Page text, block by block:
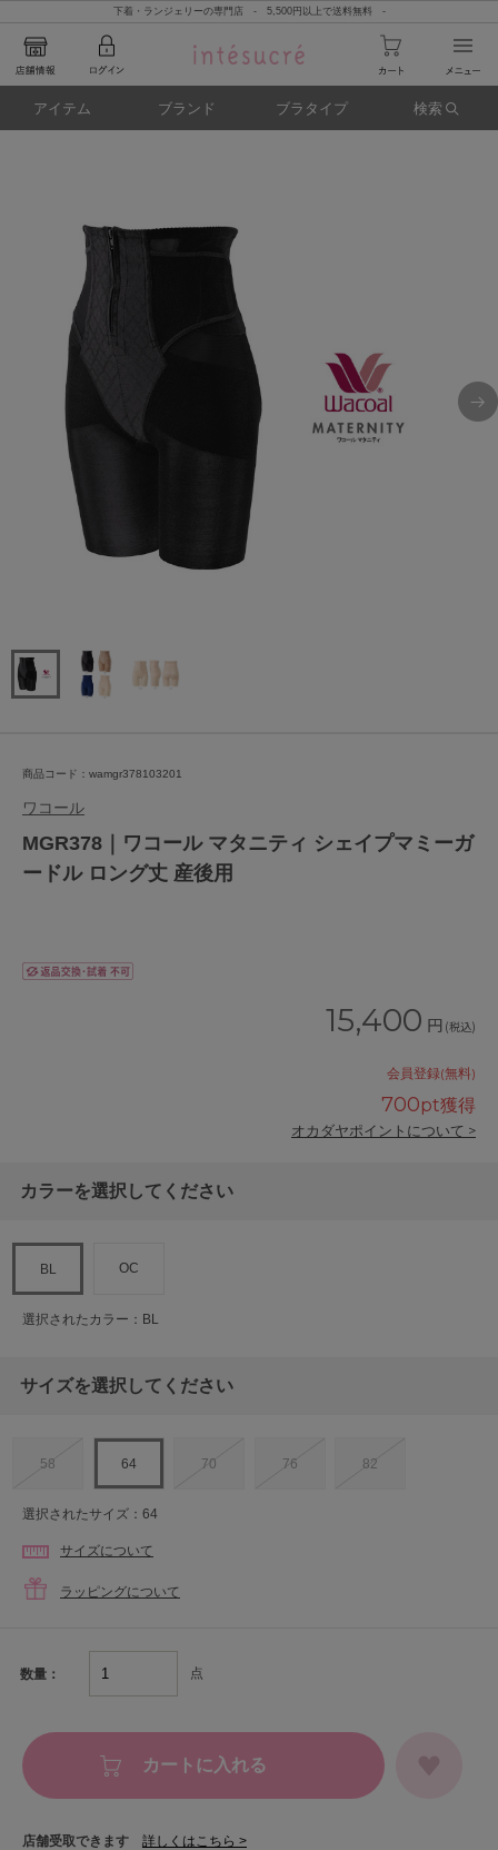
下着・ランジェリーの専門店 - 5,500円以上で送料無料 -
アイテム ブランド ブラタイプ 検索
商品コード：wamgr378103201
ワコール
MGR378｜ワコール マタニティ シェイプマミーガ
ードル ロング丈 産後用
15,400 円 (税込)
会員登録(無料)
700pt獲得
オカダヤポイントについて >
カラーを選択してください
BL OC
選択されたカラー：BL
サイズを選択してください
58 64 70 76 82
選択されたサイズ：64
サイズについて
ラッピングについて
数量： 点
カートに入れる
店舗受取できます 詳しくはこちら >